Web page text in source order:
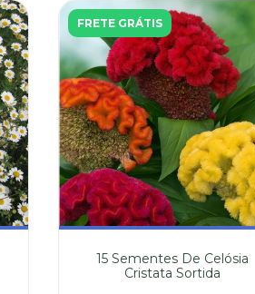
FRETE GRÁTIS
15 Sementes De Celósia
Cristata Sortida